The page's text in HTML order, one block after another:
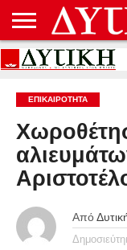
ΑΡΧΙΚΉ
ΕΠΙΚΟΙΝΩΝΊΑ
ΌΡΟΙ
ΠΡΟΣΤΑΣΊΑ
ΔΕΔΟΜΈΝΩΝ
ΕΠΙΚΑΙΡΟΤΗΤΑ
Από